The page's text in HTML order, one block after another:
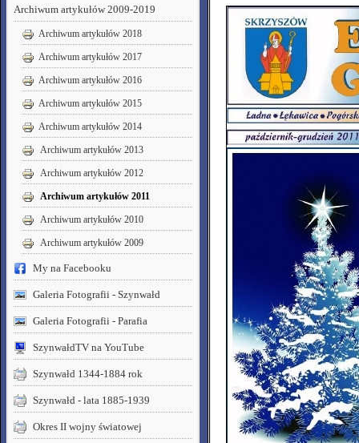
Archiwum artykułów 2009-2019
Archiwum artykułów 2018
Archiwum artykułów 2017
Archiwum artykułów 2016
Archiwum artykułów 2015
Archiwum artykułów 2014
Archiwum artykułów 2013
Archiwum artykułów 2012
Archiwum artykułów 2011
Archiwum artykułów 2010
Archiwum artykułów 2009
My na Facebooku
Galeria Fotografii - Szynwałd
Galeria Fotografii - Parafia
SzynwałdTV na YouTube
Szynwałd 1344-1884 rok
Szynwałd - lata 1885-1939
Okres II wojny światowej